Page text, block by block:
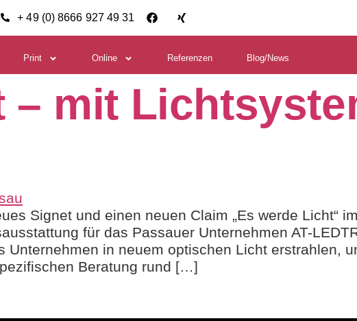
+ 49 (0) 8666 927 49 31
Print Online Referenzen Blog/News
– mit
Signet und einen neuen Claim „Es werde Licht“
für das Passauer Unternehmen AT-
in neuem optischen Licht erstrahlen,
Beratung rund […]